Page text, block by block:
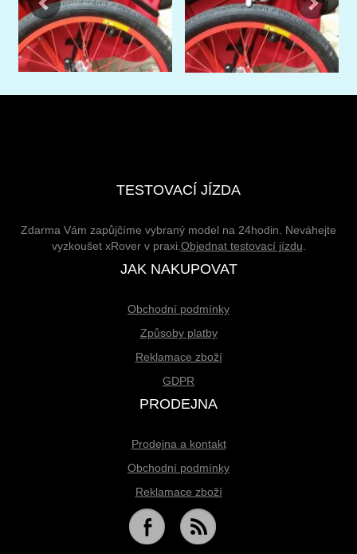
TESTOVACÍ JÍZDA
Zdarma Vám zapůjčíme vybraný model na 24hodin. Neváhejte
vyzkoušet xRover v praxi. Objednat testovací jízdu
JAK NAKUPOVAT
Obchodní podmínky
Způsoby platby
Reklamace zboží
GDPR
PRODEJNA
Prodejna a kontakt
Obchodní podmínky
Reklamace zboží